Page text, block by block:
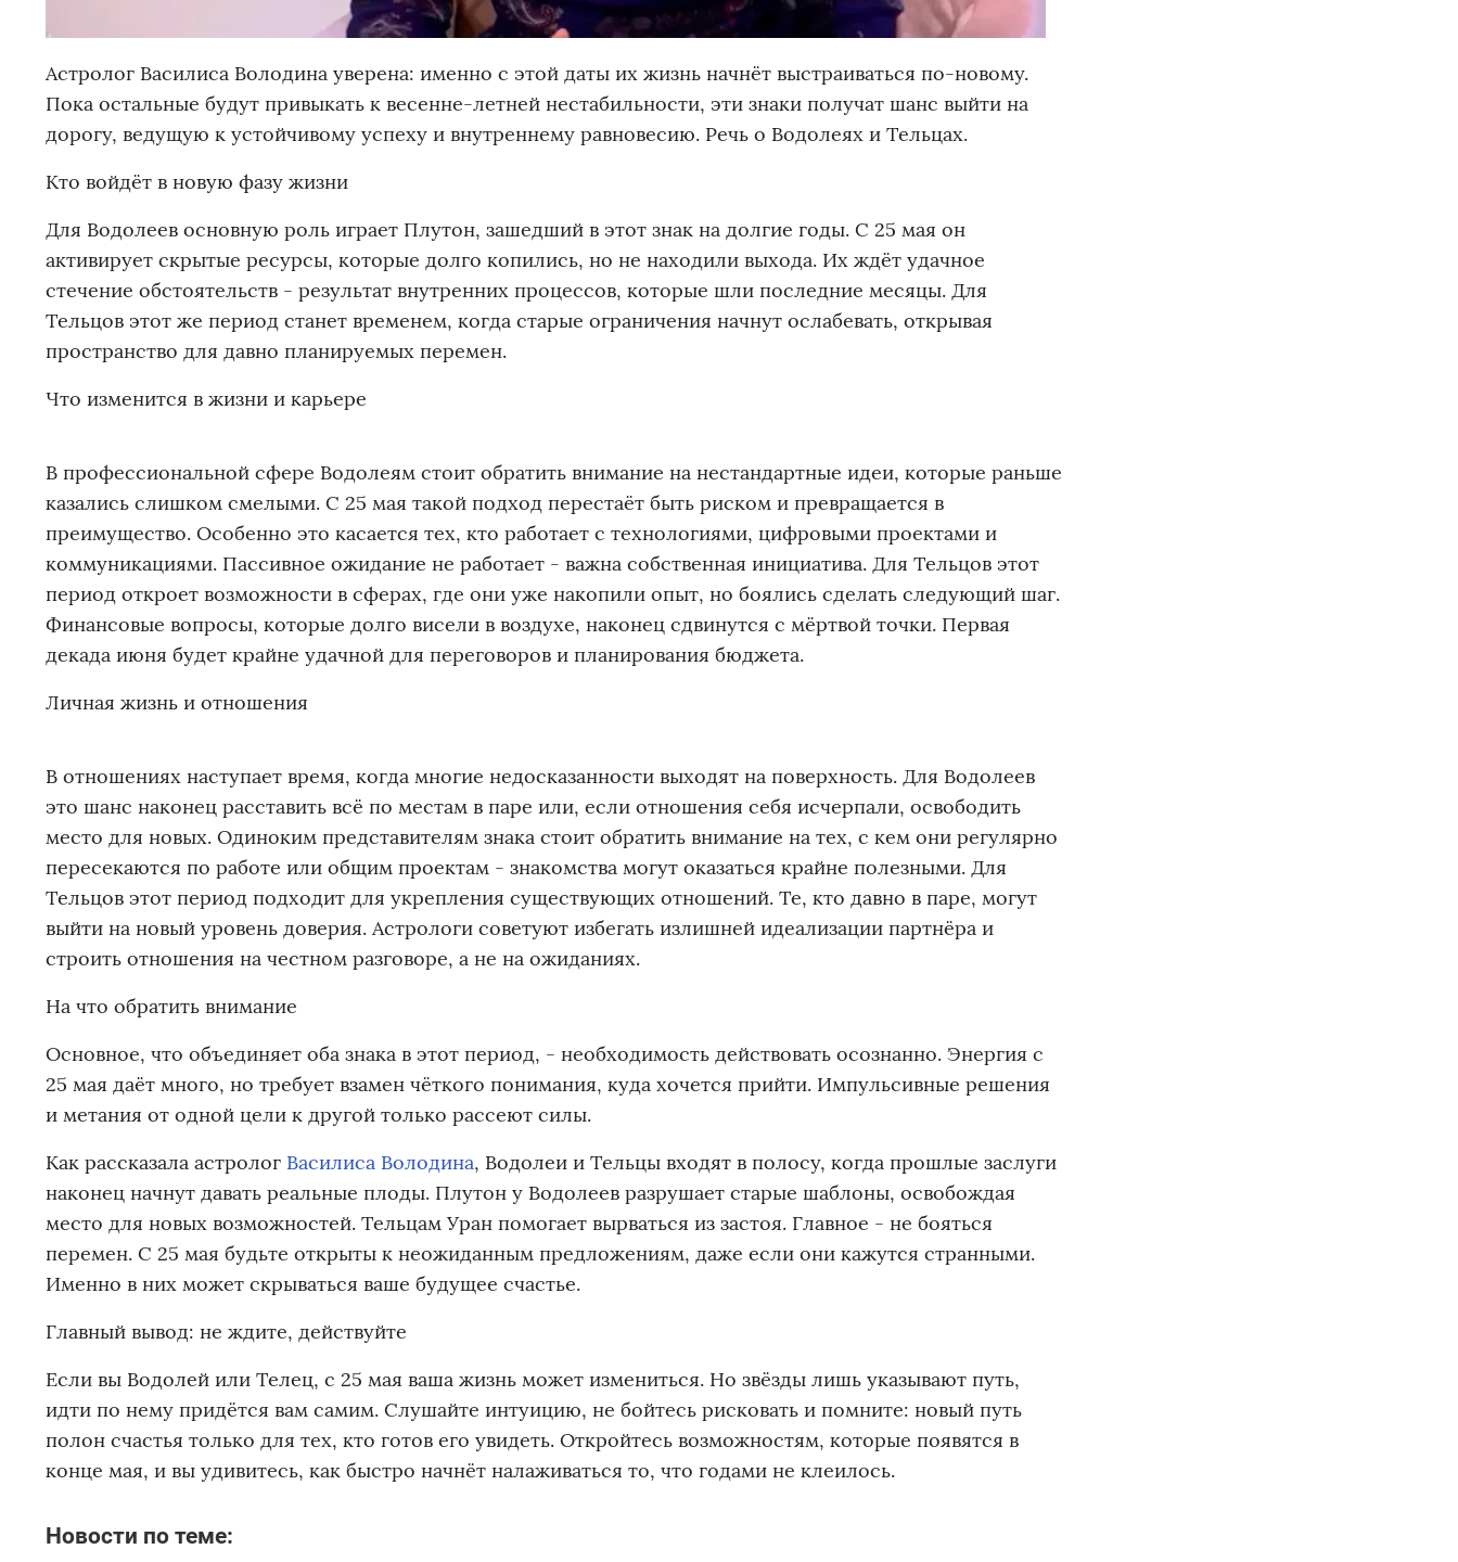
Астролог Василиса Володина уверена: именно с этой даты их жизнь начнёт выстраиваться по-новому.
Пока остальные будут привыкать к весенне-летней нестабильности, эти знаки получат шанс выйти на
дорогу, ведущую к устойчивому успеху и внутреннему равновесию. Речь о Водолеях и Тельцах.
Кто войдёт в новую фазу жизни
Для Водолеев основную роль играет Плутон, зашедший в этот знак на долгие годы. С 25 мая он
активирует скрытые ресурсы, которые долго копились, но не находили выхода. Их ждёт удачное
стечение обстоятельств - результат внутренних процессов, которые шли последние месяцы. Для
Тельцов этот же период станет временем, когда старые ограничения начнут ослабевать, открывая
пространство для давно планируемых перемен.
Что изменится в жизни и карьере
В профессиональной сфере Водолеям стоит обратить внимание на нестандартные идеи, которые раньше
казались слишком смелыми. С 25 мая такой подход перестаёт быть риском и превращается в
преимущество. Особенно это касается тех, кто работает с технологиями, цифровыми проектами и
коммуникациями. Пассивное ожидание не работает - важна собственная инициатива. Для Тельцов этот
период откроет возможности в сферах, где они уже накопили опыт, но боялись сделать следующий шаг.
Финансовые вопросы, которые долго висели в воздухе, наконец сдвинутся с мёртвой точки. Первая
декада июня будет крайне удачной для переговоров и планирования бюджета.
Личная жизнь и отношения
В отношениях наступает время, когда многие недосказанности выходят на поверхность. Для Водолеев
это шанс наконец расставить всё по местам в паре или, если отношения себя исчерпали, освободить
место для новых. Одиноким представителям знака стоит обратить внимание на тех, с кем они регулярно
пересекаются по работе или общим проектам - знакомства могут оказаться крайне полезными. Для
Тельцов этот период подходит для укрепления существующих отношений. Те, кто давно в паре, могут
выйти на новый уровень доверия. Астрологи советуют избегать излишней идеализации партнёра и
строить отношения на честном разговоре, а не на ожиданиях.
На что обратить внимание
Основное, что объединяет оба знака в этот период, - необходимость действовать осознанно. Энергия с
25 мая даёт много, но требует взамен чёткого понимания, куда хочется прийти. Импульсивные решения
и метания от одной цели к другой только рассеют силы.
Как рассказала астролог Василиса Володина, Водолеи и Тельцы входят в полосу, когда прошлые заслуги
наконец начнут давать реальные плоды. Плутон у Водолеев разрушает старые шаблоны, освобождая
место для новых возможностей. Тельцам Уран помогает вырваться из застоя. Главное - не бояться
перемен. С 25 мая будьте открыты к неожиданным предложениям, даже если они кажутся странными.
Именно в них может скрываться ваше будущее счастье.
Главный вывод: не ждите, действуйте
Если вы Водолей или Телец, с 25 мая ваша жизнь может измениться. Но звёзды лишь указывают путь,
идти по нему придётся вам самим. Слушайте интуицию, не бойтесь рисковать и помните: новый путь
полон счастья только для тех, кто готов его увидеть. Откройтесь возможностям, которые появятся в
конце мая, и вы удивитесь, как быстро начнёт налаживаться то, что годами не клеилось.
Новости по теме: